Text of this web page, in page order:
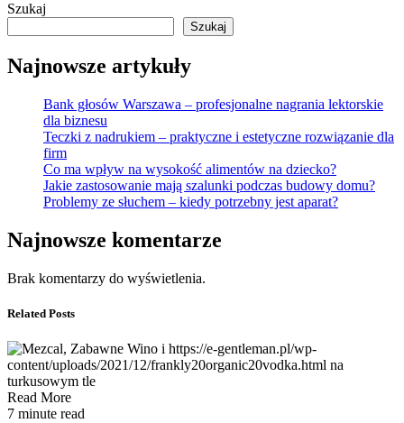
Szukaj
Szukaj
Najnowsze artykuły
Bank głosów Warszawa – profesjonalne nagrania lektorskie
dla biznesu
Teczki z nadrukiem – praktyczne i estetyczne rozwiązanie dla
firm
Co ma wpływ na wysokość alimentów na dziecko?
Jakie zastosowanie mają szalunki podczas budowy domu?
Problemy ze słuchem – kiedy potrzebny jest aparat?
Najnowsze komentarze
Brak komentarzy do wyświetlenia.
Related Posts
Read More
7 minute read